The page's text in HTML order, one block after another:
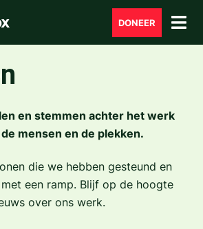
DONEER
en stemmen achter het werk
mensen en de plekken.
die we hebben gesteund en
een ramp. Blijf op de hoogte
over ons werk.